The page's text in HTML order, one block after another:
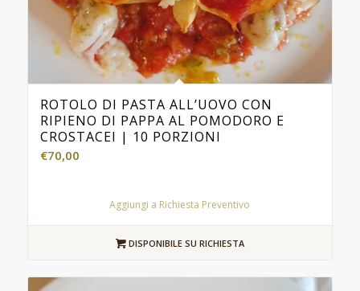
ROTOLO DI PASTA ALL’UOVO CON
RIPIENO DI PAPPA AL POMODORO E
CROSTACEI | 10 PORZIONI
€70,00
Aggiungi a Richiesta Preventivo
DISPONIBILE SU RICHIESTA